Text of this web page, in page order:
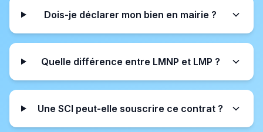
Dois-je déclarer mon bien en mairie ?
Quelle différence entre LMNP et LMP ?
Une SCI peut-elle souscrire ce contrat ?